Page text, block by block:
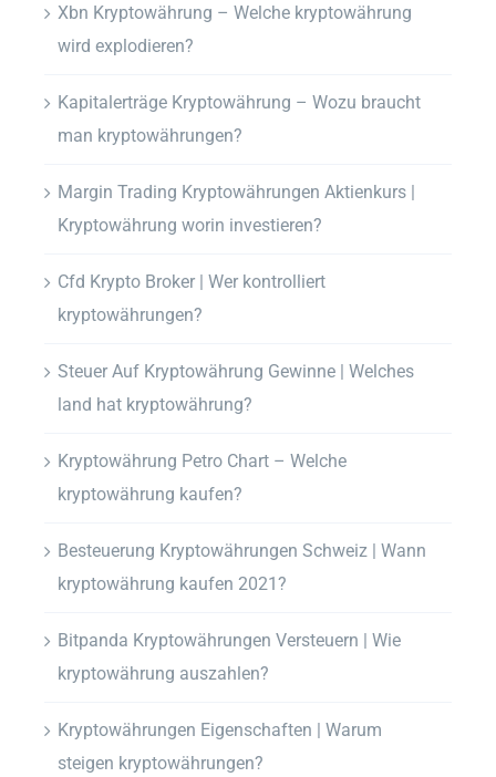
Xbn Kryptowährung – Welche kryptowährung
wird explodieren?
Kapitalerträge Kryptowährung – Wozu braucht
man kryptowährungen?
Margin Trading Kryptowährungen Aktienkurs |
Kryptowährung worin investieren?
Cfd Krypto Broker | Wer kontrolliert
kryptowährungen?
Steuer Auf Kryptowährung Gewinne | Welches
land hat kryptowährung?
Kryptowährung Petro Chart – Welche
kryptowährung kaufen?
Besteuerung Kryptowährungen Schweiz | Wann
kryptowährung kaufen 2021?
Bitpanda Kryptowährungen Versteuern | Wie
kryptowährung auszahlen?
Kryptowährungen Eigenschaften | Warum
steigen kryptowährungen?